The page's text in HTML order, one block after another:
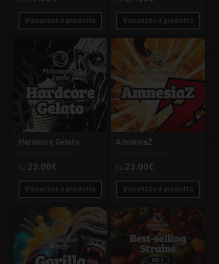
Visualizza il prodotto Visualizza il prodotto
Hardcore Gelato
23.00€
Visualizza il prodotto
AmnesiaZ
23.00€
Visualizza il prodotto